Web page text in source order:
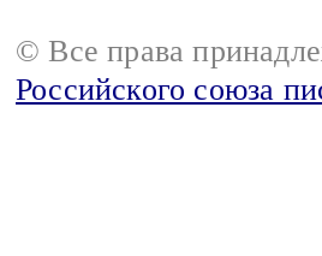
© Все права
Российского союза